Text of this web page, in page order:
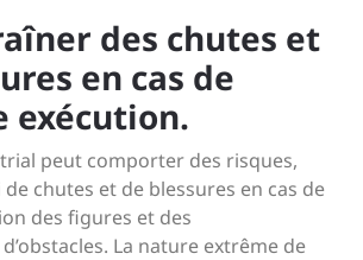
des chutes et
en cas de
exécution.
peut comporter des risques,
chutes et de blessures en cas de
des figures et des
La nature extrême de